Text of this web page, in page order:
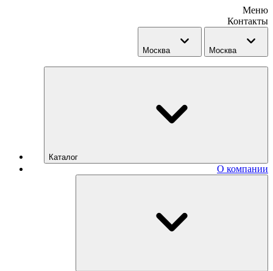
Меню
Контакты
Москва Москва
Каталог
О компании